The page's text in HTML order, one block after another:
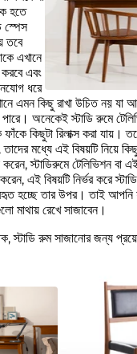
হতে
স্পেস
তবে
এখানে
করবে এবং
ধরে
এমন কিছু রাখা উচিত নয় যা
পারে। অনেকেই স্টাডি রুমে
কিছুটা রিলাক্স করা যায়।
তাদের মধ্যে এই বিষয়টি নিয়ে
স্টাডিরুমে টেলিভিশন বা
এই বিষয়টি নির্ভর করে
হচ্ছে তার উপর। তাই আপনি
মাথায় রেখে সাজাবেন।
স্টাডি রুম সাজানোর জন্য